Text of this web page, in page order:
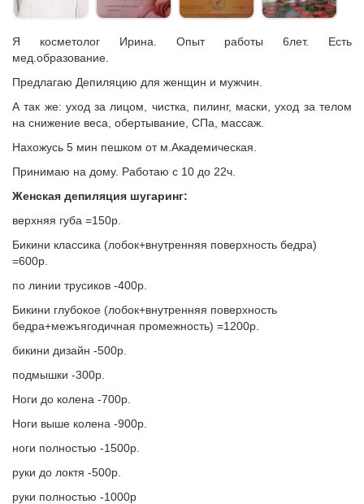
Я косметолог Ирина. Опыт работы 6лет. Есть
мед.образование.
Предлагаю Депиляцию для женщин и мужчин.
А так же: уход за лицом, чистка, пилинг, маски, уход за телом
на снижение веса, обертывание, СПа, массаж.
Нахожусь 5 мин пешком от м.Академическая.
Принимаю на дому. Работаю с 10 до 22ч.
Женская депиляция шугаринг:
верхняя губа =150р.
Бикини классика (лобок+внутренняя поверхность бедра)
=600р.
по линии трусиков -400р.
Бикини глубокое (лобок+внутренняя поверхность
бедра+межъягодичная промежность) =1200р.
бикини дизайн -500р.
подмышки -300р.
Ноги до колена -700р.
Ноги выше колена -900р.
ноги полностью -1500р.
руки до локтя -500р.
руки полностью -1000р